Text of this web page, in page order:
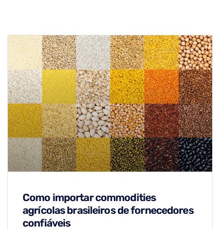
Como importar commodities
agrícolas brasileiros de fornecedores
confiáveis